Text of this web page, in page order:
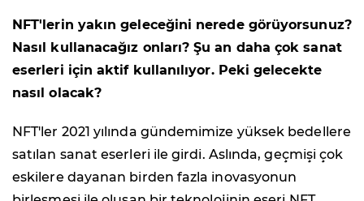
NFT'lerin yakın geleceğini nerede görüyorsunuz?
Nasıl kullanacağız onları? Şu an daha çok sanat
eserleri için aktif kullanılıyor. Peki gelecekte
nasıl olacak?
NFT'ler 2021 yılında gündemimize yüksek bedellere
satılan sanat eserleri ile girdi. Aslında, geçmişi çok
eskilere dayanan birden fazla inovasyonun